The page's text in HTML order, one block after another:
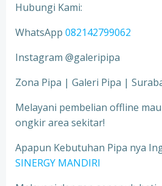
Hubungi Kami:
WhatsApp 082142799062
Instagram @galeripipa
Zona Pipa | Galeri Pipa |
Melayani pembelian offline
ongkir area sekitar!
Apapun Kebutuhan Pipa nya
SINERGY MANDIRI